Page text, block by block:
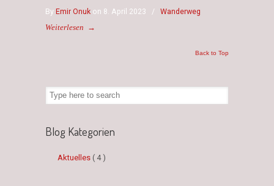
By Emir Onuk on 8. April 2023 / Wanderweg
Weiterlesen →
Back to Top
Blog Kategorien
Aktuelles ( 4 )